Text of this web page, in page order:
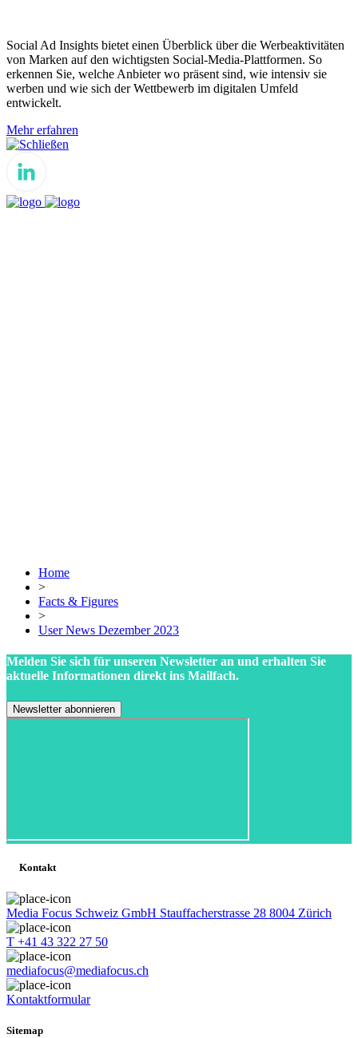
Social Ad Insights bietet einen Überblick über die Werbeaktivitäten
von Marken auf den wichtigsten Social-Media-Plattformen. So
erkennen Sie, welche Anbieter wo präsent sind, wie intensiv sie
werben und wie sich der Wettbewerb im digitalen Umfeld
entwickelt.
Mehr erfahren
Schließen
Home
>
Facts & Figures
>
User News Dezember 2023
Melden Sie sich für unseren Newsletter an und erhalten Sie
aktuelle Informationen direkt ins Mailfach.
Kontakt
Media Focus Schweiz GmbH Stauffacherstrasse 28 8004 Zürich
T +41 43 322 27 50
mediafocus@mediafocus.ch
Kontaktformular
Sitemap